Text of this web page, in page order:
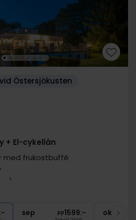
Östersjökusten
+ El-cykellån
med frukostbuffé
och internet
sep pp1599:- okt